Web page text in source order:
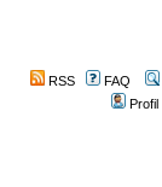
RSS FAQ
Profil